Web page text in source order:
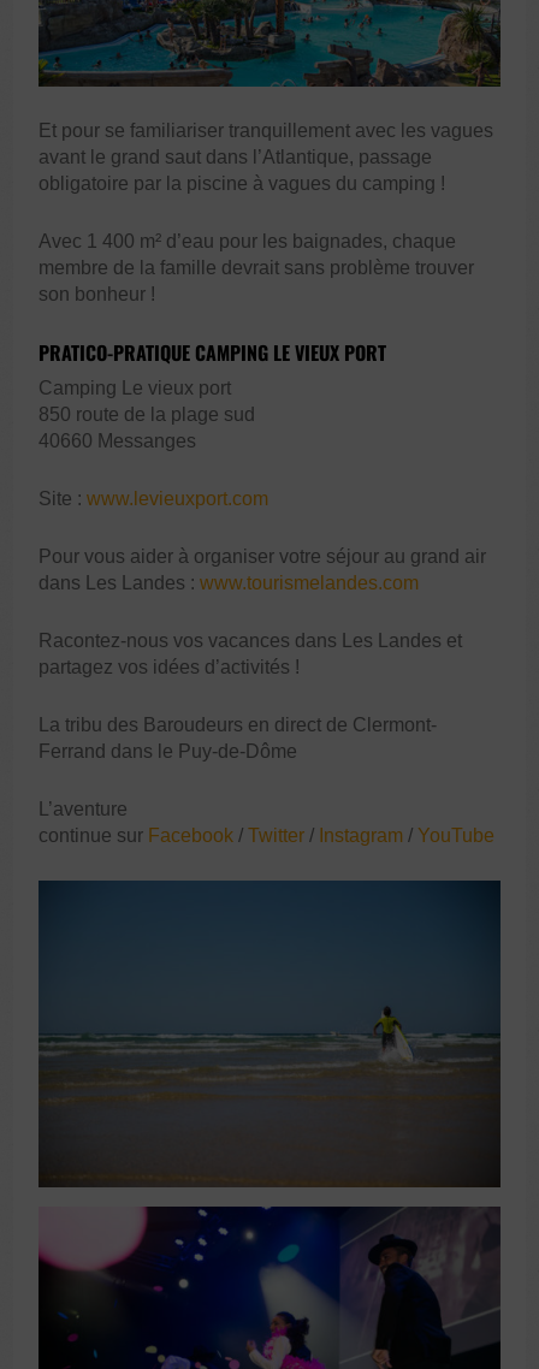
Et pour se familiariser tranquillement avec les vagues
avant le grand saut dans l’Atlantique, passage
obligatoire par la piscine à vagues du camping !
Avec 1 400 m² d’eau pour les baignades, chaque
membre de la famille devrait sans problème trouver
son bonheur !
PRATICO-PRATIQUE CAMPING LE VIEUX PORT
Camping Le vieux port
850 route de la plage sud
40660 Messanges
Site :www.levieuxport.com
Pour vous aider à organiser votre séjour au grand air
dans Les Landes : www.tourismelandes.com
Racontez-nous vos vacances dans Les Landes et
partagez vos idées d’activités !
La tribu des Baroudeurs en direct de Clermont-
Ferrand dans le Puy-de-Dôme
L’aventure
continue sur Facebook /Twitter/ Instagram /YouTube